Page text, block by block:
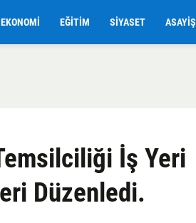
EKONOMI EĞITIM SIYASET ASAYIŞ
İş Yeri
Düzenledi.